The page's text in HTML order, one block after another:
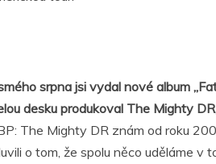
srpna jsi vydal nové album
desku produkoval The Mighty
The Mighty DR znám od roku
o tom, že spolu něco uděláme v